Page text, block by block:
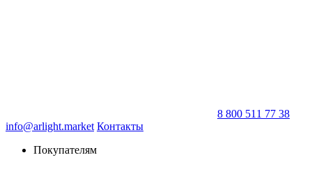
8 800 511 77 38
info@arlight.market Контакты
Покупателям